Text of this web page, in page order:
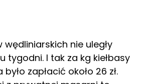
nie uległy
tygodni. I tak za kg kiełbasy
zapłacić około 26 zł.